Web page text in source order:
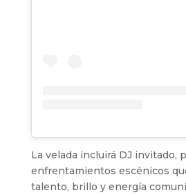
La velada incluirá DJ invitado,
enfrentamientos escénicos
talento, brillo y energía